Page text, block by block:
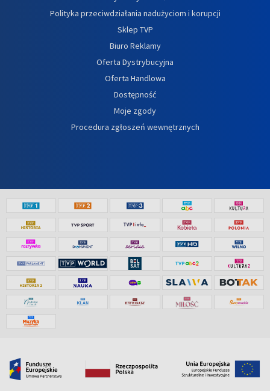
Polityka przeciwdziałania nadużyciom i korupcji
Sklep TVP
Biuro Reklamy
Oferta Dystrybucyjna
Oferta Handlowa
Dostępność
Moje zgody
Procedura zgłoszeń wewnętrznych